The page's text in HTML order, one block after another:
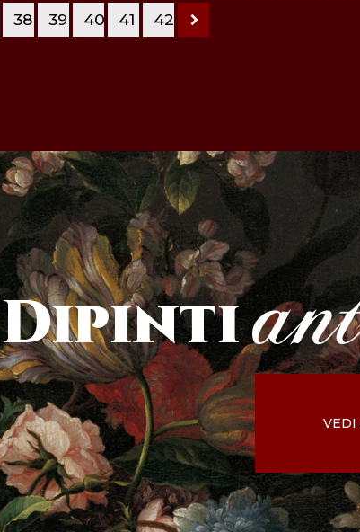
38 39 40 41 42
Dipinti
VEDI